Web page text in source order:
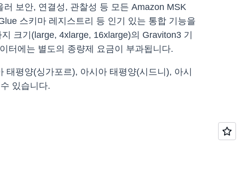
보안, 연결성, 관찰성 등 모든 Amazon MSK
스키마 레지스트리 등 인기 있는 통합 기능을
크기(large, 4xlarge, 16xlarge)의 Graviton3 기
터에는 별도의 종량제 요금이 부과됩니다.
평양(싱가포르), 아시아 태평양(시드니), 아시
있습니다.